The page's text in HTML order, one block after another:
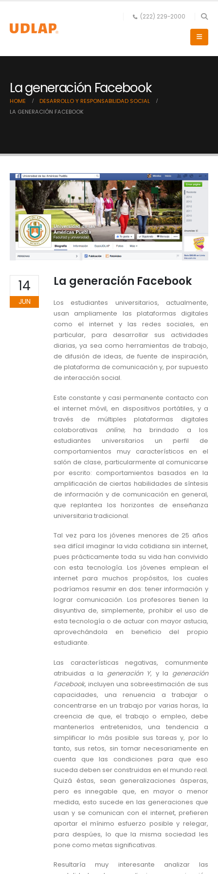
(222) 229-2000
La generación Facebook
HOME
DESARROLLO Y RESPONSABILIDAD SOCIAL
LA GENERACIÓN FACEBOOK
14
JUN
La generación Facebook
Los estudiantes universitarios, actualmente,
usan ampliamente las plataformas digitales
como el internet y las redes sociales, en
particular, para desarrollar sus actividades
diarias, ya sea como herramientas de trabajo,
de difusión de ideas, de fuente de inspiración,
de plataforma de comunicación y, por supuesto
de interacción social.
Este constante y casi permanente contacto con
el internet móvil, en dispositivos portátiles, y a
través de múltiples plataformas digitales
colaborativas online, ha brindado a los
estudiantes universitarios un perfil de
comportamientos muy característicos en el
salón de clase, particularmente al comunicarse
por escrito: comportamientos basados en la
amplificación de ciertas habilidades de síntesis
de información y de comunicación en general,
que replantea los horizontes de enseñanza
universitaria tradicional.
Tal vez para los jóvenes menores de 25 años
sea difícil imaginar la vida cotidiana sin internet,
pues prácticamente toda su vida han convivido
con esta tecnología. Los jóvenes emplean el
internet para muchos propósitos, los cuales
podríamos resumir en dos: tener información y
lograr comunicación. Los profesores tienen la
disyuntiva de, simplemente, prohibir el uso de
esta tecnología o de actuar con mayor astucia,
aprovechándola en beneficio del propio
estudiante.
Las características negativas, comunmente
atribuidas a la generación Y, y la generación
Facebook, incluyen una sobreestimación de sus
capacidades, una renuencia a trabajar o
concentrarse en un trabajo por varias horas, la
creencia de que, el trabajo o empleo, debe
mantenerlos entretenidos, una tendencia a
simplificar lo más posible sus tareas y, por lo
tanto, sus retos, sin tomar necesariamente en
cuenta que las condiciones para que eso
suceda deben ser construidas en el mundo real.
Quizá éstas, sean generalizaciones ásperas,
pero es innegable que, en mayor o menor
medida, esto sucede en las generaciones que
usan y se comunican con el internet, prefieren
aportar el mínimo esfuerzo posible y relegar,
para despúes, lo que la misma sociedad les
pone como metas significativas.
Resultaría muy interesante analizar las